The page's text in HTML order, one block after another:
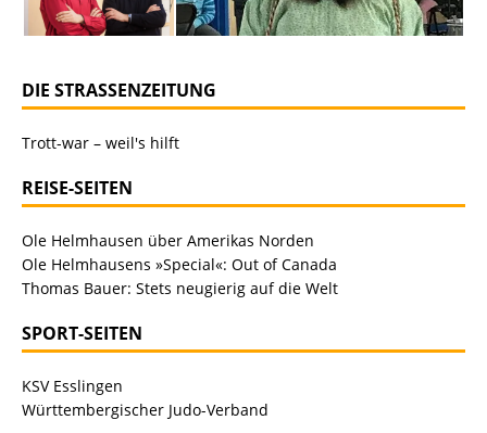
DIE STRASSENZEITUNG
Trott-war – weil's hilft
REISE-SEITEN
Ole Helmhausen über Amerikas Norden
Ole Helmhausens »Special«: Out of Canada
Thomas Bauer: Stets neugierig auf die Welt
SPORT-SEITEN
KSV Esslingen
Württembergischer Judo-Verband